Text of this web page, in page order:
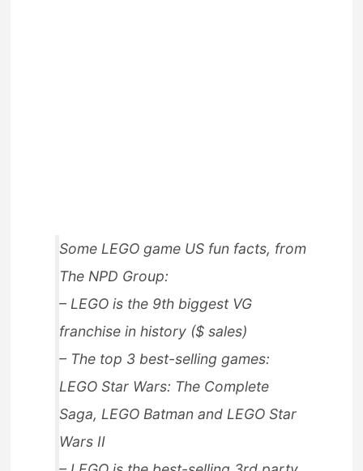
Some LEGO game US fun facts, from
The NPD Group:
– LEGO is the 9th biggest VG
franchise in history ($ sales)
– The top 3 best-selling games:
LEGO Star Wars: The Complete
Saga, LEGO Batman and LEGO Star
Wars II